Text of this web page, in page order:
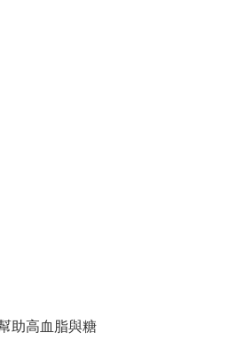
助高血脂與糖